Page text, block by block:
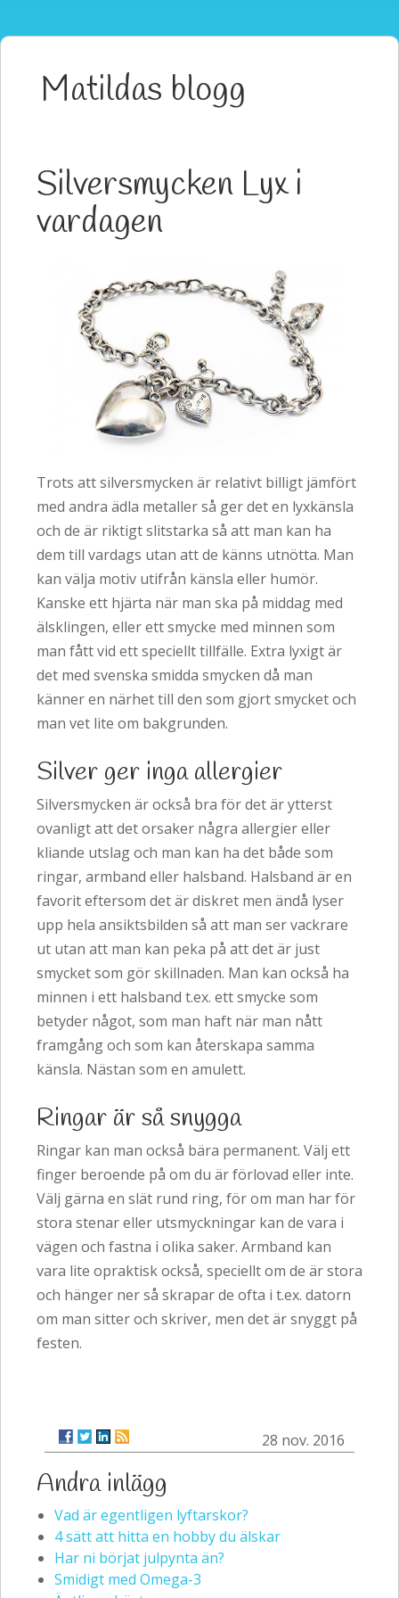
Matildas blogg
Silversmycken Lyx i
vardagen
Trots att silversmycken är relativt billigt jämfört
med andra ädla metaller så ger det en lyxkänsla
och de är riktigt slitstarka så att man kan ha
dem till vardags utan att de känns utnötta. Man
kan välja motiv utifrån känsla eller humör.
Kanske ett hjärta när man ska på middag med
älsklingen, eller ett smycke med minnen som
man fått vid ett speciellt tillfälle. Extra lyxigt är
det med svenska smidda smycken då man
känner en närhet till den som gjort smycket och
man vet lite om bakgrunden.
Silver ger inga allergier
Silversmycken är också bra för det är ytterst
ovanligt att det orsaker några allergier eller
kliande utslag och man kan ha det både som
ringar, armband eller halsband. Halsband är en
favorit eftersom det är diskret men ändå lyser
upp hela ansiktsbilden så att man ser vackrare
ut utan att man kan peka på att det är just
smycket som gör skillnaden. Man kan också ha
minnen i ett halsband t.ex. ett smycke som
betyder något, som man haft när man nått
framgång och som kan återskapa samma
känsla. Nästan som en amulett.
Ringar är så snygga
Ringar kan man också bära permanent. Välj ett
finger beroende på om du är förlovad eller inte.
Välj gärna en slät rund ring, för om man har för
stora stenar eller utsmyckningar kan de vara i
vägen och fastna i olika saker. Armband kan
vara lite opraktisk också, speciellt om de är stora
och hänger ner så skrapar de ofta i t.ex. datorn
om man sitter och skriver, men det är snyggt på
festen.
28 nov. 2016
Andra inlägg
Vad är egentligen lyftarskor?
4 sätt att hitta en hobby du älskar
Har ni börjat julpynta än?
Smidigt med Omega-3